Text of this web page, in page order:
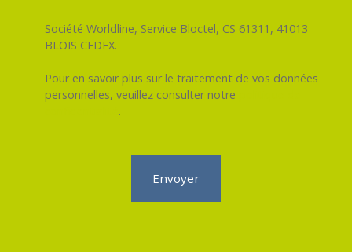
Société Worldline, Service Bloctel, CS 61311, 41013
BLOIS CEDEX.
Pour en savoir plus sur le traitement de vos données
personnelles, veuillez consulter notre
.
Envoyer